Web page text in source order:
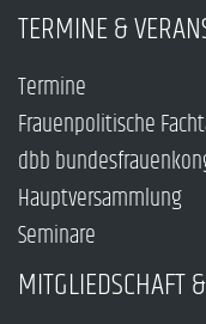
TERMINE &
Termine
Frauenpolitische
dbb
Hauptversammlung
Seminare
MITGLIEDSCHAFT